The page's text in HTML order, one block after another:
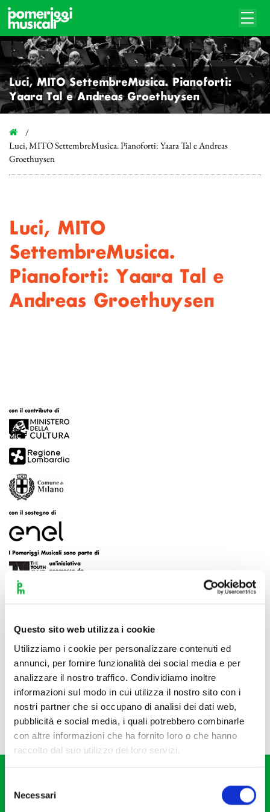
Questo sito web utilizza i cookie
Utilizziamo i cookie per personalizzare contenuti ed
annunci, per fornire funzionalità dei social media e per
analizzare il nostro traffico. Condividiamo inoltre
informazioni sul modo in cui utilizza il nostro sito con i
nostri partner che si occupano di analisi dei dati web,
pubblicità e social media, i quali potrebbero combinarle
con altre informazioni che ha fornito loro o che hanno
raccolto dal suo utilizzo dei loro servizi.
delNecessari
Luci, MITO SettembreMusica. Pianoforti:
Yaara Tal e Andreas Groethuysen
Luci, MITO SettembreMusica. Pianoforti: Yaara Tal e Andreas
Groethuysen
Luci, MITO
SettembreMusica.
Pianoforti: Yaara Tal e
Andreas Groethuysen